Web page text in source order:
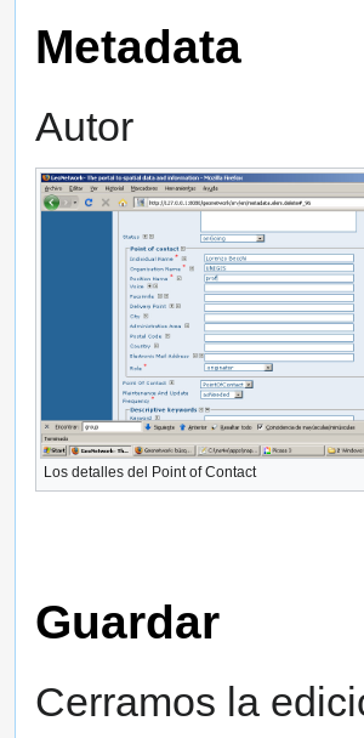
Metadata
Autor
Los detalles del Point of Contact
Guardar
Cerramos la